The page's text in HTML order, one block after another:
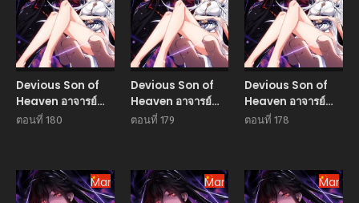
Devious Son of
Heaven อาจารย์
ศิษย์บ้าขอกบฎนะ
ตอนที่ 180
Devious Son of
Heaven อาจารย์
ศิษย์บ้าขอกบฎนะ
ตอนที่ 179
Devious Son of
Heaven อาจารย์
ศิษย์บ้าขอกบฎนะ
ตอนที่ 178
Manhua Manhua